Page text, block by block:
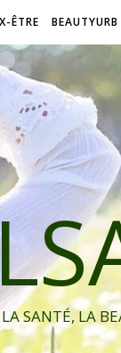
ÊTRE BEAUTYURB
SANTÉ, LA